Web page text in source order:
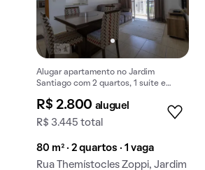
Alugar apartamento no Jardim
Santiago com 2 quartos, 1 suíte e
R$ 2.800 aluguel
R$ 3.445 total
80 m² · 2 quartos · 1 vaga
Rua Themístocles Zoppi, Jardim